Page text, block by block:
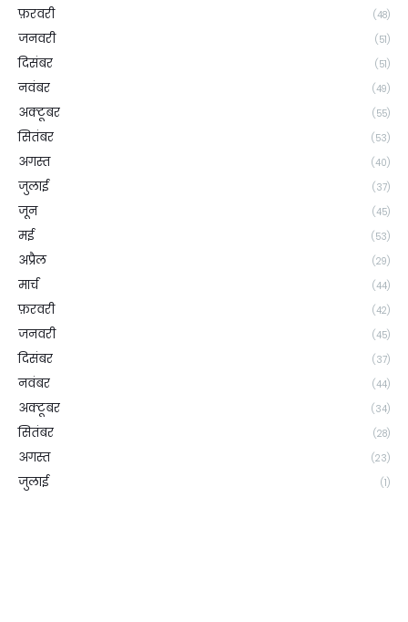
फ़रवरी (48)
जनवरी (51)
दिसंबर (51)
नवंबर (49)
अक्टूबर (55)
सितंबर (53)
अगस्त (40)
जुलाई (37)
जून (45)
मई (53)
अप्रैल (29)
मार्च (44)
फ़रवरी (42)
जनवरी (45)
दिसंबर (37)
नवंबर (44)
अक्टूबर (34)
सितंबर (28)
अगस्त (23)
जुलाई (1)